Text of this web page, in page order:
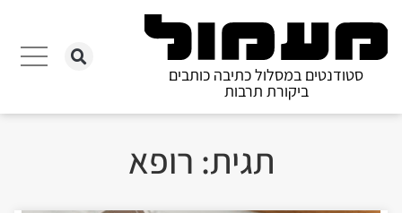
סטודנטים במסלול כתיבה כותבים
ביקורת תרבות
תגית: רופא